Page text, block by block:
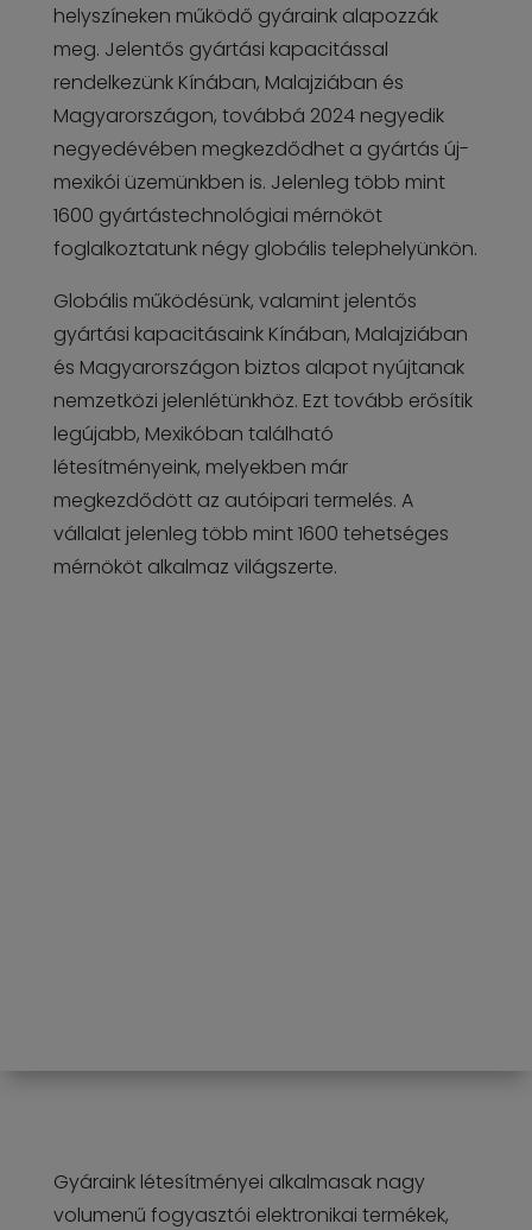
helyszíneken működő gyáraink alapozzák
meg. Jelentős gyártási kapacitással
rendelkezünk Kínában, Malajziában és
Magyarországon, továbbá 2024 negyedik
negyedévében megkezdődhet a gyártás új-
mexikói üzemünkben is. Jelenleg több mint
1600 gyártástechnológiai mérnököt
foglalkoztatunk négy globális telephelyünkön.
Globális működésünk, valamint jelentős
gyártási kapacitásaink Kínában, Malajziában
és Magyarországon biztos alapot nyújtanak
nemzetközi jelenlétünkhöz. Ezt tovább erősítik
legújabb, Mexikóban található
létesítményeink, melyekben már
megkezdődött az autóipari termelés. A
vállalat jelenleg több mint 1600 tehetséges
mérnököt alkalmaz világszerte.
Gyáraink létesítményei alkalmasak nagy
volumenű fogyasztói elektronikai termékek,